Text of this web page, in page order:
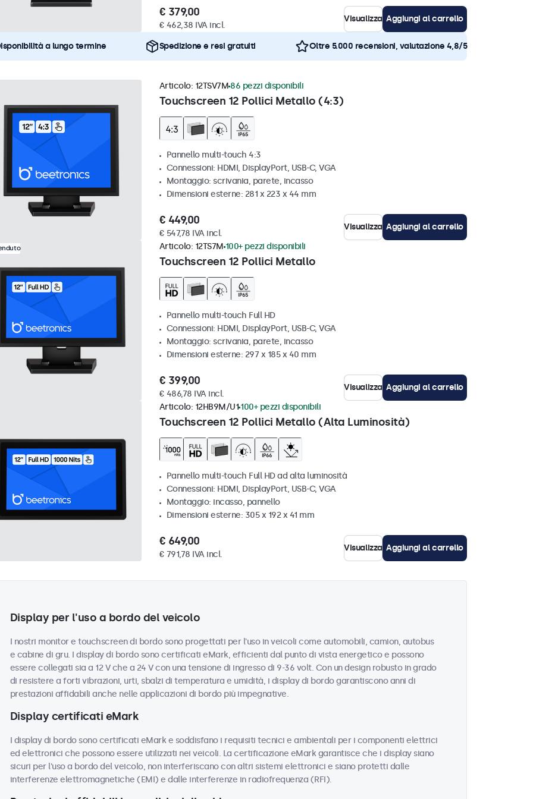
€ 379,00
€ 462,38 IVA incl.
Visualizza Aggiungi al carrello
a lungo termine Spedizione e resi gratuiti Oltre 5.000 recensioni, valutazione 4,8/5
Touchscreen 12 Pollici Metallo (4:3)
Articolo: 12TSV7M 86 pezzi disponibili
Pannello multi-touch 4:3
Connessioni: HDMI, DisplayPort, USB-C, VGA
Montaggio: scrivania, parete, incasso
Dimensioni esterne: 281 x 223 x 44 mm
€ 449,00
€ 547,78 IVA incl.
Visualizza Aggiungi al carrello
Touchscreen 12 Pollici Metallo
Articolo: 12TS7M 100+ pezzi disponibili
Pannello multi-touch Full HD
Connessioni: HDMI, DisplayPort, USB-C, VGA
Montaggio: scrivania, parete, incasso
Dimensioni esterne: 297 x 185 x 40 mm
€ 399,00
€ 486,78 IVA incl.
Visualizza Aggiungi al carrello
Touchscreen 12 Pollici Metallo (Alta Luminosità)
Articolo: 12HB9M/U1 100+ pezzi disponibili
Pannello multi-touch Full HD ad alta luminosità
Connessioni: HDMI, DisplayPort, USB-C, VGA
Montaggio: incasso, pannello
Dimensioni esterne: 305 x 192 x 41 mm
€ 649,00
€ 791,78 IVA incl.
Visualizza Aggiungi al carrello
Display per l'uso a bordo del veicolo
I nostri monitor e touchscreen di bordo sono progettati per l'uso in veicoli come automobili, camion, autobus
e cabine di gru. I display di bordo sono certificati eMark, efficienti dal punto di vista energetico e possono
essere collegati sia a 12 V che a 24 V con una tensione di ingresso di 9-36 volt. Con un design robusto in grado
di resistere a forti vibrazioni, urti, sbalzi di temperatura e umidità, i display di bordo garantiscono anni di
prestazioni affidabili anche nelle applicazioni di bordo più impegnative.
Display certificati eMark
I display di bordo sono certificati eMark e soddisfano i requisiti tecnici e ambientali per i componenti elettrici
ed elettronici che possono essere utilizzati nei veicoli. La certificazione eMark garantisce che i display siano
sicuri per l'uso a bordo del veicolo, non interferiscano con altri sistemi elettronici e siano protetti dalle
interferenze elettromagnetiche (EMI) e dalle interferenze in radiofrequenza (RFI).